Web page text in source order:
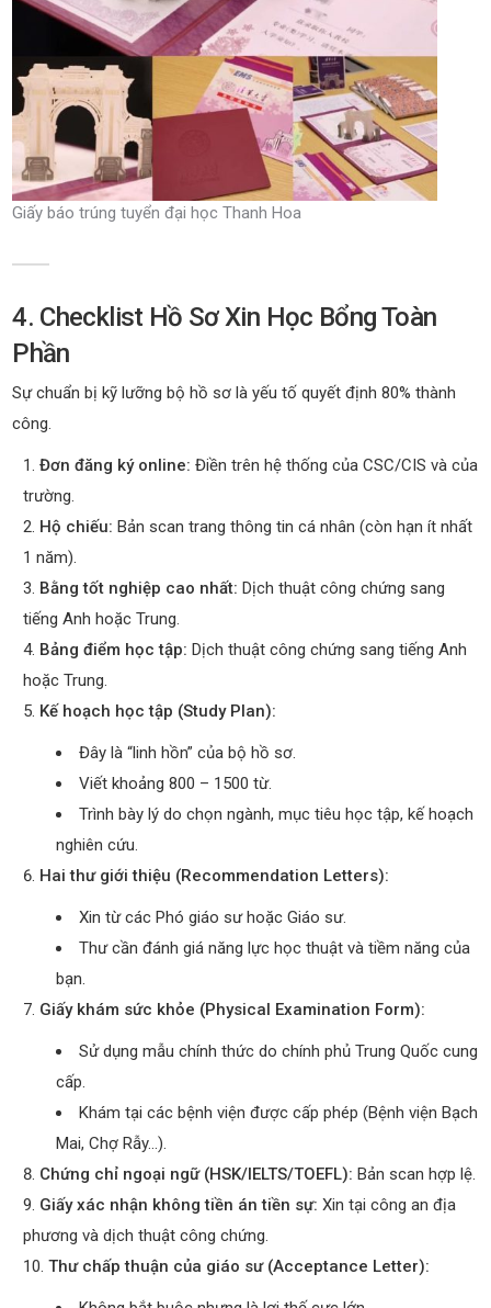
Giấy báo trúng tuyển đại học Thanh Hoa
4. Checklist Hồ Sơ Xin Học Bổng Toàn
Phần
Sự chuẩn bị kỹ lưỡng bộ hồ sơ là yếu tố quyết định 80% thành
công.
Đơn đăng ký online: Điền trên hệ thống của CSC/CIS và của
trường.
Hộ chiếu: Bản scan trang thông tin cá nhân (còn hạn ít nhất
1 năm).
Bằng tốt nghiệp cao nhất: Dịch thuật công chứng sang
tiếng Anh hoặc Trung.
Bảng điểm học tập: Dịch thuật công chứng sang tiếng Anh
hoặc Trung.
Kế hoạch học tập (Study Plan):
Đây là “linh hồn” của bộ hồ sơ.
Viết khoảng 800 – 1500 từ.
Trình bày lý do chọn ngành, mục tiêu học tập, kế hoạch
nghiên cứu.
Hai thư giới thiệu (Recommendation Letters):
Xin từ các Phó giáo sư hoặc Giáo sư.
Thư cần đánh giá năng lực học thuật và tiềm năng của
bạn.
Giấy khám sức khỏe (Physical Examination Form):
Sử dụng mẫu chính thức do chính phủ Trung Quốc cung
cấp.
Khám tại các bệnh viện được cấp phép (Bệnh viện Bạch
Mai, Chợ Rẫy…).
Chứng chỉ ngoại ngữ (HSK/IELTS/TOEFL): Bản scan hợp lệ.
Giấy xác nhận không tiền án tiền sự: Xin tại công an địa
phương và dịch thuật công chứng.
Thư chấp thuận của giáo sư (Acceptance Letter):